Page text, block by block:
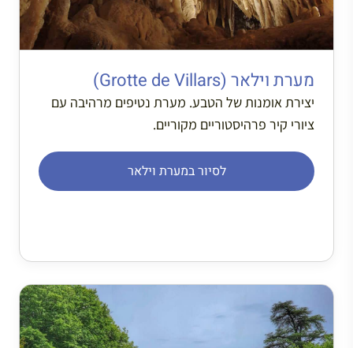
מערת וילאר (Grotte de Villars)
יצירת אומנות של הטבע. מערת נטיפים מרהיבה עם
ציורי קיר פרהיסטוריים מקוריים.
לסיור במערת וילאר